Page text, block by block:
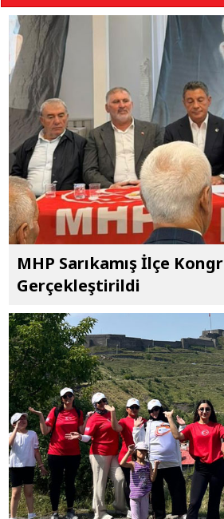
MHP Sarıkamış İlçe
Gerçekleştirildi